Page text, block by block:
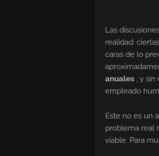
Las
realidad:
caras de lo
anuales , y sin
empleado
Este no es un
problema real
viable. Para